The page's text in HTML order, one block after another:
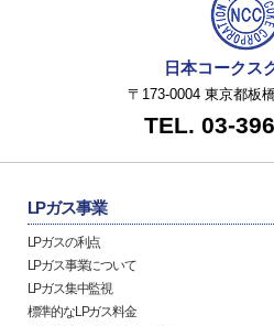
日本コークス
〒173-0004 東京都板
TEL. 03-
LPガス事業
LPガスの利点
LPガス事業について
LPガス集中監視
標準的なLPガス料金